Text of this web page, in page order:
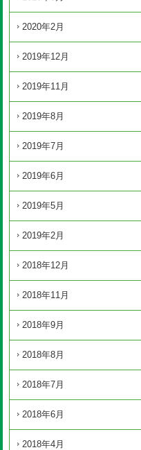
2020年2月
2019年12月
2019年11月
2019年8月
2019年7月
2019年6月
2019年5月
2019年2月
2018年12月
2018年11月
2018年9月
2018年8月
2018年7月
2018年6月
2018年4月